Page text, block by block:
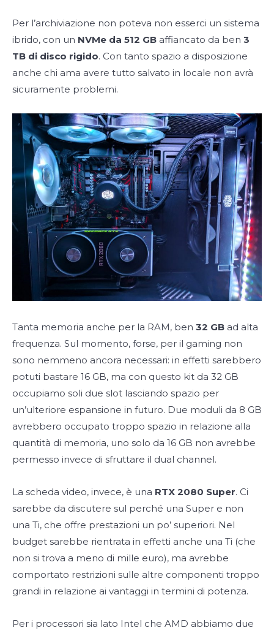
Per l’archiviazione non poteva non esserci un sistema
ibrido, con un NVMe da 512 GB affiancato da ben 3
TB di disco rigido. Con tanto spazio a disposizione
anche chi ama avere tutto salvato in locale non avrà
sicuramente problemi.
Tanta memoria anche per la RAM, ben 32 GB ad alta
frequenza. Sul momento, forse, per il gaming non
sono nemmeno ancora necessari: in effetti sarebbero
potuti bastare 16 GB, ma con questo kit da 32 GB
occupiamo soli due slot lasciando spazio per
un’ulteriore espansione in futuro. Due moduli da 8 GB
avrebbero occupato troppo spazio in relazione alla
quantità di memoria, uno solo da 16 GB non avrebbe
permesso invece di sfruttare il dual channel.
La scheda video, invece, è una RTX 2080 Super. Ci
sarebbe da discutere sul perché una Super e non
una Ti, che offre prestazioni un po’ superiori. Nel
budget sarebbe rientrata in effetti anche una Ti (che
non si trova a meno di mille euro), ma avrebbe
comportato restrizioni sulle altre componenti troppo
grandi in relazione ai vantaggi in termini di potenza.
Per i processori sia lato Intel che AMD abbiamo due